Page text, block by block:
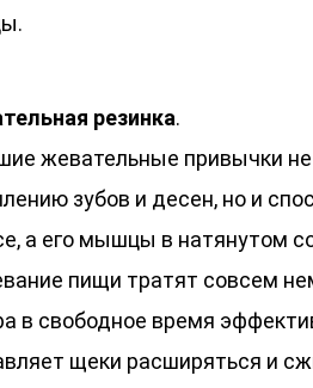
резинка.
жевательные привычки
зубов и десен, но и
а его мышцы в натянутом
пищи тратят совсем
в свободное время
щеки расширяться и